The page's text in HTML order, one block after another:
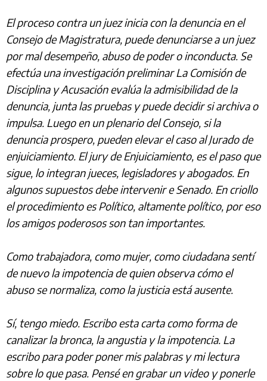
El proceso contra un juez inicia con la denuncia en el
Consejo de Magistratura, puede denunciarse a un juez
por mal desempeño, abuso de poder o inconducta. Se
efectúa una investigación preliminar La Comisión de
Disciplina y Acusación evalúa la admisibilidad de la
denuncia, junta las pruebas y puede decidir si archiva o
impulsa. Luego en un plenario del Consejo, si la
denuncia prospero, pueden elevar el caso al Jurado de
enjuiciamiento. El jury de Enjuiciamiento, es el paso que
sigue, lo integran jueces, legisladores y abogados. En
algunos supuestos debe intervenir e Senado. En criollo
el procedimiento es Político, altamente político, por eso
los amigos poderosos son tan importantes.
Como trabajadora, como mujer, como ciudadana sentí
de nuevo la impotencia de quien observa cómo el
abuso se normaliza, como la justicia está ausente.
Sí, tengo miedo. Escribo esta carta como forma de
canalizar la bronca, la angustia y la impotencia. La
escribo para poder poner mis palabras y mi lectura
sobre lo que pasa. Pensé en grabar un video y ponerle